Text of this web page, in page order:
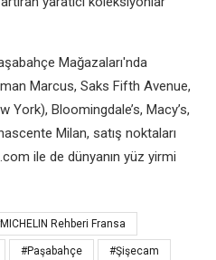
Mağazaları'nda
Marcus, Saks Fifth Avenue,
York), Bloomingdale’s, Macy’s,
Milan, satış noktaları
ile de dünyanın yüz yirmi
Rehberi Fransa
#Paşabahçe #Şişecam